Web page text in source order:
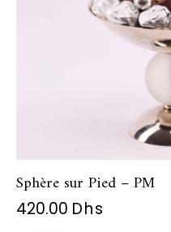
Sphère sur Pied – PM
420.00 Dhs